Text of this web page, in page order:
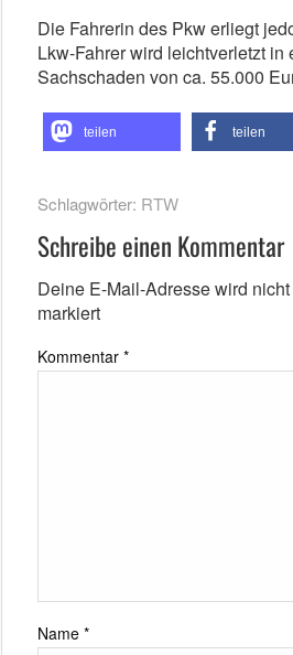
Die Fahrerin des Pkw erliegt
Lkw-Fahrer wird leichtverletzt
Sachschaden von ca. 55.000
teilen teilen
Schlagwörter: RTW
Schreibe einen Kommentar
Deine E-Mail-Adresse wird
markiert
Kommentar *
Name *